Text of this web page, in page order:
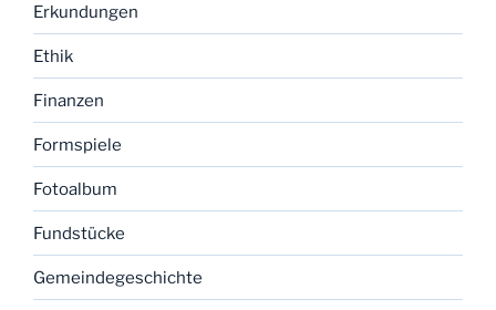
Erkundungen
Ethik
Finanzen
Formspiele
Fotoalbum
Fundstücke
Gemeindegeschichte